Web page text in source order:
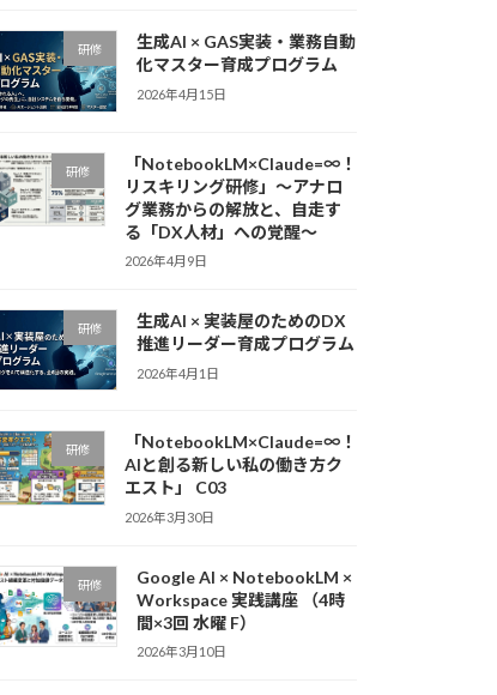
研修
生成AI × GAS実装・業務自動
化マスター育成プログラム
2026年4月15日
研修
「NotebookLM×Claude=∞！
リスキリング研修」〜アナロ
グ業務からの解放と、自走す
る「DX人材」への覚醒〜
2026年4月9日
研修
生成AI × 実装屋のためのDX
推進リーダー育成プログラム
2026年4月1日
研修
「NotebookLM×Claude=∞！
AIと創る新しい私の働き方ク
エスト」 C03
2026年3月30日
研修
Google AI × NotebookLM ×
Workspace 実践講座 （4時
間×3回 水曜 F）
2026年3月10日